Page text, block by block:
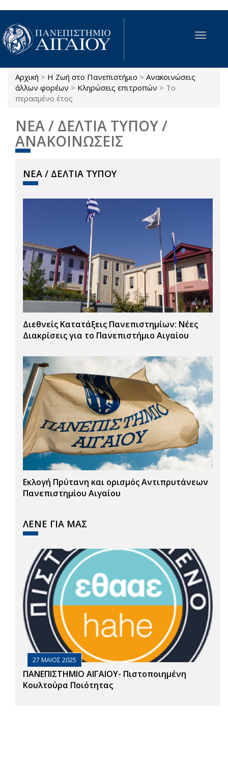
Παράκαμψη προς το κυρίως περιεχόμενο
Toggle
Είστε εδώ
Αρχική > Η Ζωή στο Πανεπιστήμιο > Ανακοινώσεις
άλλων φορέων > Κληρώσεις επιτροπών > Το
περασμένο έτος
ΝΕΑ / ΔΕΛΤΙΑ ΤΥΠΟΥ /
ΑΝΑΚΟΙΝΩΣΕΙΣ
ΝΕΑ / ΔΕΛΤΙΑ ΤΥΠΟΥ
Διεθνείς Κατατάξεις Πανεπιστημίων: Νέες
Διακρίσεις για το Πανεπιστήμιο Αιγαίου
Εκλογή Πρύτανη και ορισμός Αντιπρυτάνεων
Πανεπιστημίου Αιγαίου
ΛΕΝΕ ΓΙΑ ΜΑΣ
27 ΜΑΙΟΣ 2025
ΠΑΝΕΠΙΣΤΗΜΙΟ ΑΙΓΑΙΟΥ- Πιστοποιημένη
Κουλτούρα Ποιότητας